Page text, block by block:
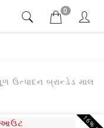
0
ઉત્પાદન બ્રાન્ડેડ માલ
આઉટ